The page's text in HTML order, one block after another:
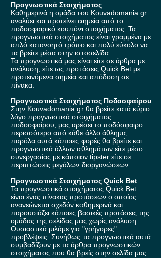
Προγνωστικά Στοιχήματος
Καθημερινά η ομάδα του Kouvadomania.gr
αναλύει και προτείνει σημεία από το
ποδοσφαιρικό κουπόνι στοιχήματος. Τα
προγνωστικά στοιχήματος είναι γραμμένα με
απλό κατανοητό τρόπο και πολύ εύκολο να
τα βρείτε μέσα στην ιστοσελίδα.
Τα προγνωστικά μας είναι είτε σε άρθρα με
ανάλυση, είτε ως προτάσεις Quick Bet με
προτεινόμενα σημεία και απόδοση σε
πίνακα.
Προγνωστικά Στοιχήματος Ποδοσφαίρου
Στην Kouvadomania.gr θα βρείτε κατά κύριο
λόγο προγνωστικά στοιχήματος
ποδοσφαίρου, μας αρέσει το ποδόσφαιρο
περισσότερο από κάθε άλλο άθλημα,
παρόλα αυτά κάποιες φορές θα βρείτε και
προγνωστικά άλλων αθλημάτων είτε μέσο
συνεργασίας με κάποιον tipster είτε σε
περιπτώσεις μεγάλων διοργανώσεων.
Προγνωστικά Στοιχήματος Quick Bet
Τα προγνωστικά στοιχήματος Quick Bet
είναι ένας πίνακας προτάσεων ο οποίος
ανανεώνεται σχεδόν καθημερινά και
παρουσιάζει κάποιες βασικές προτάσεις της
ομάδας της σελίδας μας χωρίς ανάλυση.
Ουσιαστικά μιλάμε για "γρήγορες"
προβλέψεις. Συνήθως τα προγνωστικά αυτά
συμβαδίζουν με τα άρθρα προγνωστικών
στοιχήματος που θα βρείς στην σελίδα μας.